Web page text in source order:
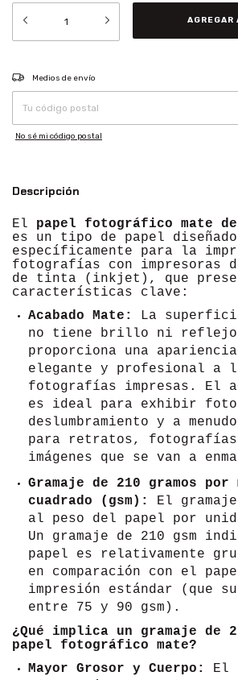
Entregas para el CP:
Medios de envío
No sé mi código postal
Descripción
El papel fotográfico mate de
es un tipo de papel diseñado
específicamente para la
fotografías con impresoras
de tinta (inkjet), que
características clave:
Acabado Mate:
La
no tiene brillo ni
proporciona una
elegante y profesional a
fotografías impresas. El
es ideal para exhibir
deslumbramiento y a
para retratos,
imágenes que se van a
Gramaje de 210 gramos por
cuadrado (gsm):
El
al peso del papel por
Un gramaje de 210 gsm
papel es relativamente
en comparación con el
impresión estándar (que
entre 75 y 90 gsm).
¿Qué implica un gramaje de
papel fotográfico mate?
Mayor Grosor y Cuerpo:
El